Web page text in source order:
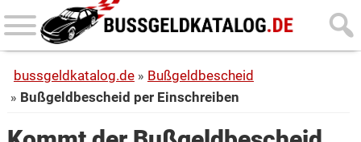
Skip
to
content
Skip
to
sidebar
bussgeldkatalog.de
Bußgeldbescheid
Bußgeldbescheid per Einschreiben